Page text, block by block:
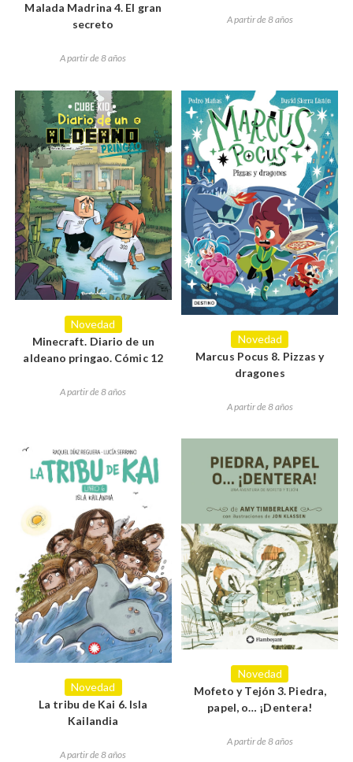
Malada Madrina 4. El gran
secreto
A partir de 8 años
A partir de 8 años
Novedad
Minecraft. Diario de un
aldeano pringao. Cómic 12
A partir de 8 años
Novedad
Marcus Pocus 8. Pizzas y
dragones
A partir de 8 años
Novedad
La tribu de Kai 6. Isla
Kailandia
A partir de 8 años
Novedad
Mofeto y Tejón 3. Piedra,
papel, o… ¡Dentera!
A partir de 8 años